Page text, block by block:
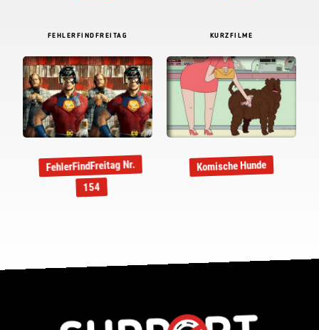
FEHLERFINDFREITAG
FehlerFindFreitag Nr.
154
KURZFILME
Komische Hunde